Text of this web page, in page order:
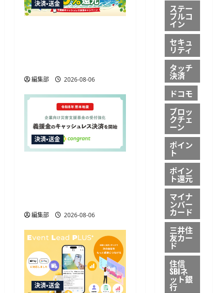
決済・送金
編集部 2026-08-06
決済・送金
編集部 2026-08-06
決済・送金
ステー
ブルコ
イン
セキュ
リティ
タッチ
決済
ドコモ
ブロッ
クチェ
ーン
ポイン
ト
ポイン
ト還元
マイナ
ンバー
カード
三井住
友カー
ド
住信
SBIネ
ット銀
行